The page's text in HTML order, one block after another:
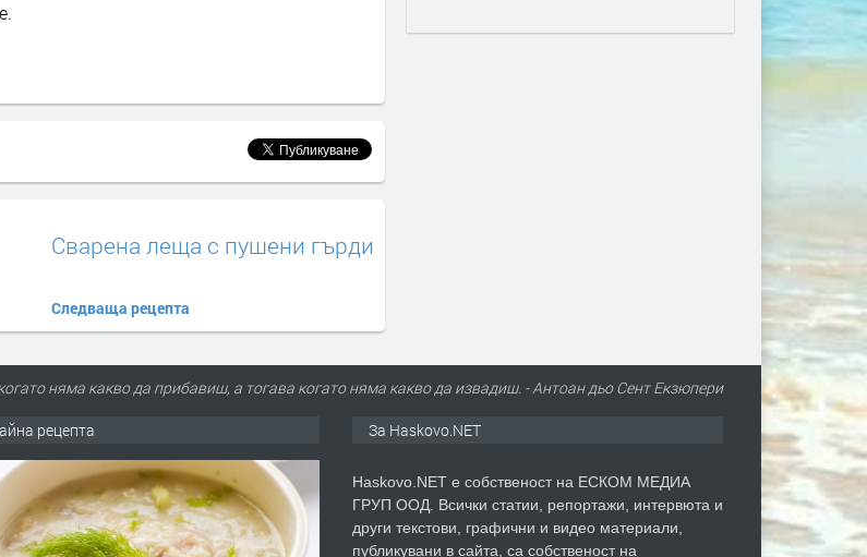
Сварена леща с пушени гърди
Следваща рецепта
няма какво да прибавиш, а тогава когато няма какво да извадиш. - Антоан дьо Сент Екзюпери
рецепта За Haskovo.NET
Haskovo.NET е собственост на ЕСКОМ МЕДИА
ГРУП ООД. Всички статии, репортажи, интервюта и
други текстови, графични и видео материали,
публикувани в сайта, са собственост на